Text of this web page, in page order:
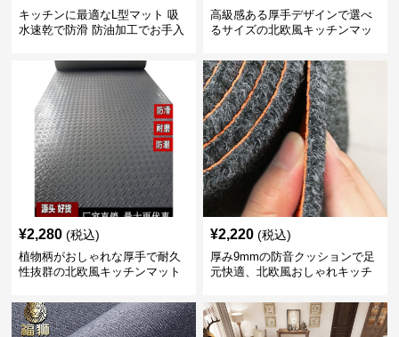
キッチンに最適なL型マット 吸
水速乾で防滑 防油加工でお手入
高級感ある厚手デザインで選べ
るサイズの北欧風キッチンマッ
¥2,280 (税込)
植物柄がおしゃれな厚手で耐久
性抜群の北欧風キッチンマット
¥2,220 (税込)
厚み9mmの防音クッションで足
元快適、北欧風おしゃれキッチ